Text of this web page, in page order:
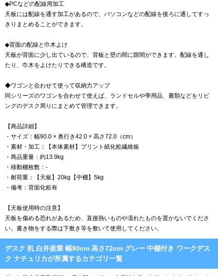
◆PCなどの配線用加工
天板には配線を通す加工があるので、パソコンなどの配線を後ろに通してすっ
きりまとめることができます。
◆背面の配線と巾木よけ
天板が背面に少し出ているので、背板と壁の間に隙間ができます。配線を通し
たり、巾木をよけたりできる構造です。
◆ワゴンと合わせて使って収納力アップ
同シリーズのワゴンを合わせて使えば、ランドセルや學用品、書類などをリビ
ングのデスク周りにまとめて管理できます。
【商品詳細】
・サイズ：幅90.0 × 奥行き42.0 × 高さ72.0（cm）
・素材・加工：【本体素材】プリント紙化粧繊維板
・商品重量：約13.9kg
・移動棚枚数：-
・耐荷重：【天板】20kg【中棚】5kg
・備考：背面化粧有
【天板使用時の注意】
天板を傷める恐れがあるため、直接熱いものや濡れたものを置かないでくださ
い。書き物をする際は下敷き等を敷いて使用してください。
デスク 机 白井産業 幅90cm 高さ72cm グレー 中棚付き ワークデス
ク ナチュリカが所属するカテゴリ一覧